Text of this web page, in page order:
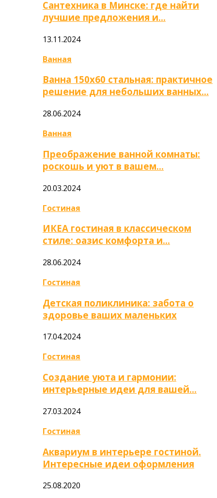
Сантехника в Минске: где найти
лучшие предложения и…
13.11.2024
Ванная
Ванна 150х60 стальная: практичное
решение для небольших ванных…
28.06.2024
Ванная
Преображение ванной комнаты:
роскошь и уют в вашем…
20.03.2024
Гостиная
ИКЕА гостиная в классическом
стиле: оазис комфорта и…
28.06.2024
Гостиная
Детская поликлиника: забота о
здоровье ваших маленьких
17.04.2024
Гостиная
Создание уюта и гармонии:
интерьерные идеи для вашей…
27.03.2024
Гостиная
Аквариум в интерьере гостиной.
Интересные идеи оформления
25.08.2020